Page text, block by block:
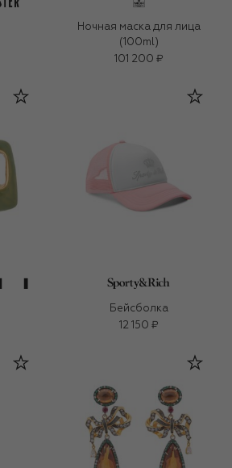
Ночная маска для лица
(100ml)
101 200 ₽
Бейсболка
12 150 ₽